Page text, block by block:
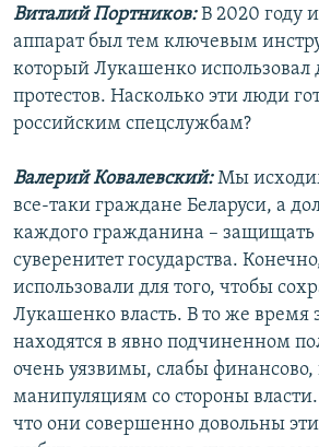
Виталий Портников:В 2020 году
аппарат был тем ключевым
который Лукашенко использовал
протестов. Насколько эти люди
российским спецслужбам?
Валерий Ковалевский:Мы
все-таки граждане Беларуси, а
каждого гражданина – защищать
суверенитет государства.
использовали для того, чтобы
Лукашенко власть. В то же время
находятся в явно подчиненном
очень уязвимы, слабы
манипуляциям со стороны власти.
что они совершенно довольны